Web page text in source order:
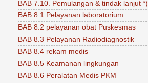
BAB 7.10. Pemulangan & tindak lanjut *)
BAB 8.1 Pelayanan laboratorium
BAB 8.2 pelayanan obat Puskesmas
BAB 8.3 Pelayanan Radiodiagnostik
BAB 8.4 rekam medis
BAB 8.5 Keamanan lingkungan
BAB 8.6 Peralatan Medis PKM